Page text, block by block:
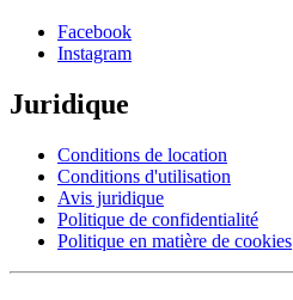
Facebook
Instagram
Juridique
Conditions de location
Conditions d'utilisation
Avis juridique
Politique de confidentialité
Politique en matière de cookies